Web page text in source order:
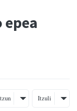
Itzuli